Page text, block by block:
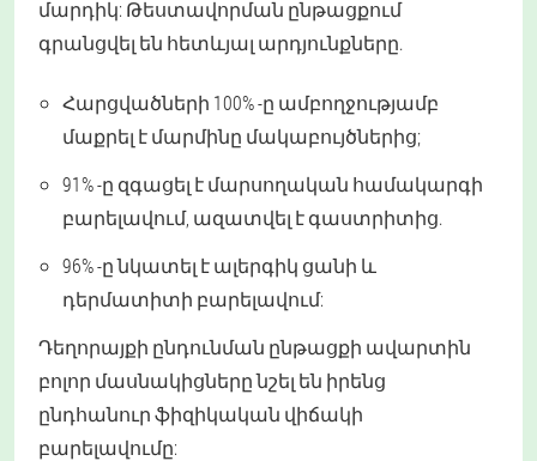
մարդիկ: Թեստավորման ընթացքում
գրանցվել են հետևյալ արդյունքները.
Հարցվածների 100% -ը ամբողջությամբ
մաքրել է մարմինը մակաբույծներից;
91% -ը զգացել է մարսողական համակարգի
բարելավում, ազատվել է գաստրիտից.
96% -ը նկատել է ալերգիկ ցանի և
դերմատիտի բարելավում:
Դեղորայքի ընդունման ընթացքի ավարտին
բոլոր մասնակիցները նշել են իրենց
ընդհանուր ֆիզիկական վիճակի
բարելավումը: